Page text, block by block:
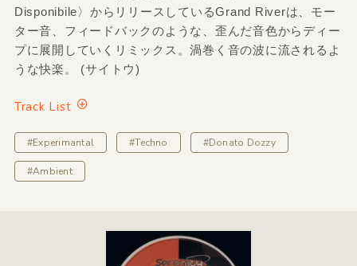
Disponibile〉からリリースしているGrand Riverは、モー
ター音、フィードバックのような、歪んだ音色からディー
プに展開していくリミックス。渦巻く音の波に流されるよ
うな快楽。 (サイトウ)
Track List
#Experimantal #Techno #Donato Dozzy
#Ambient